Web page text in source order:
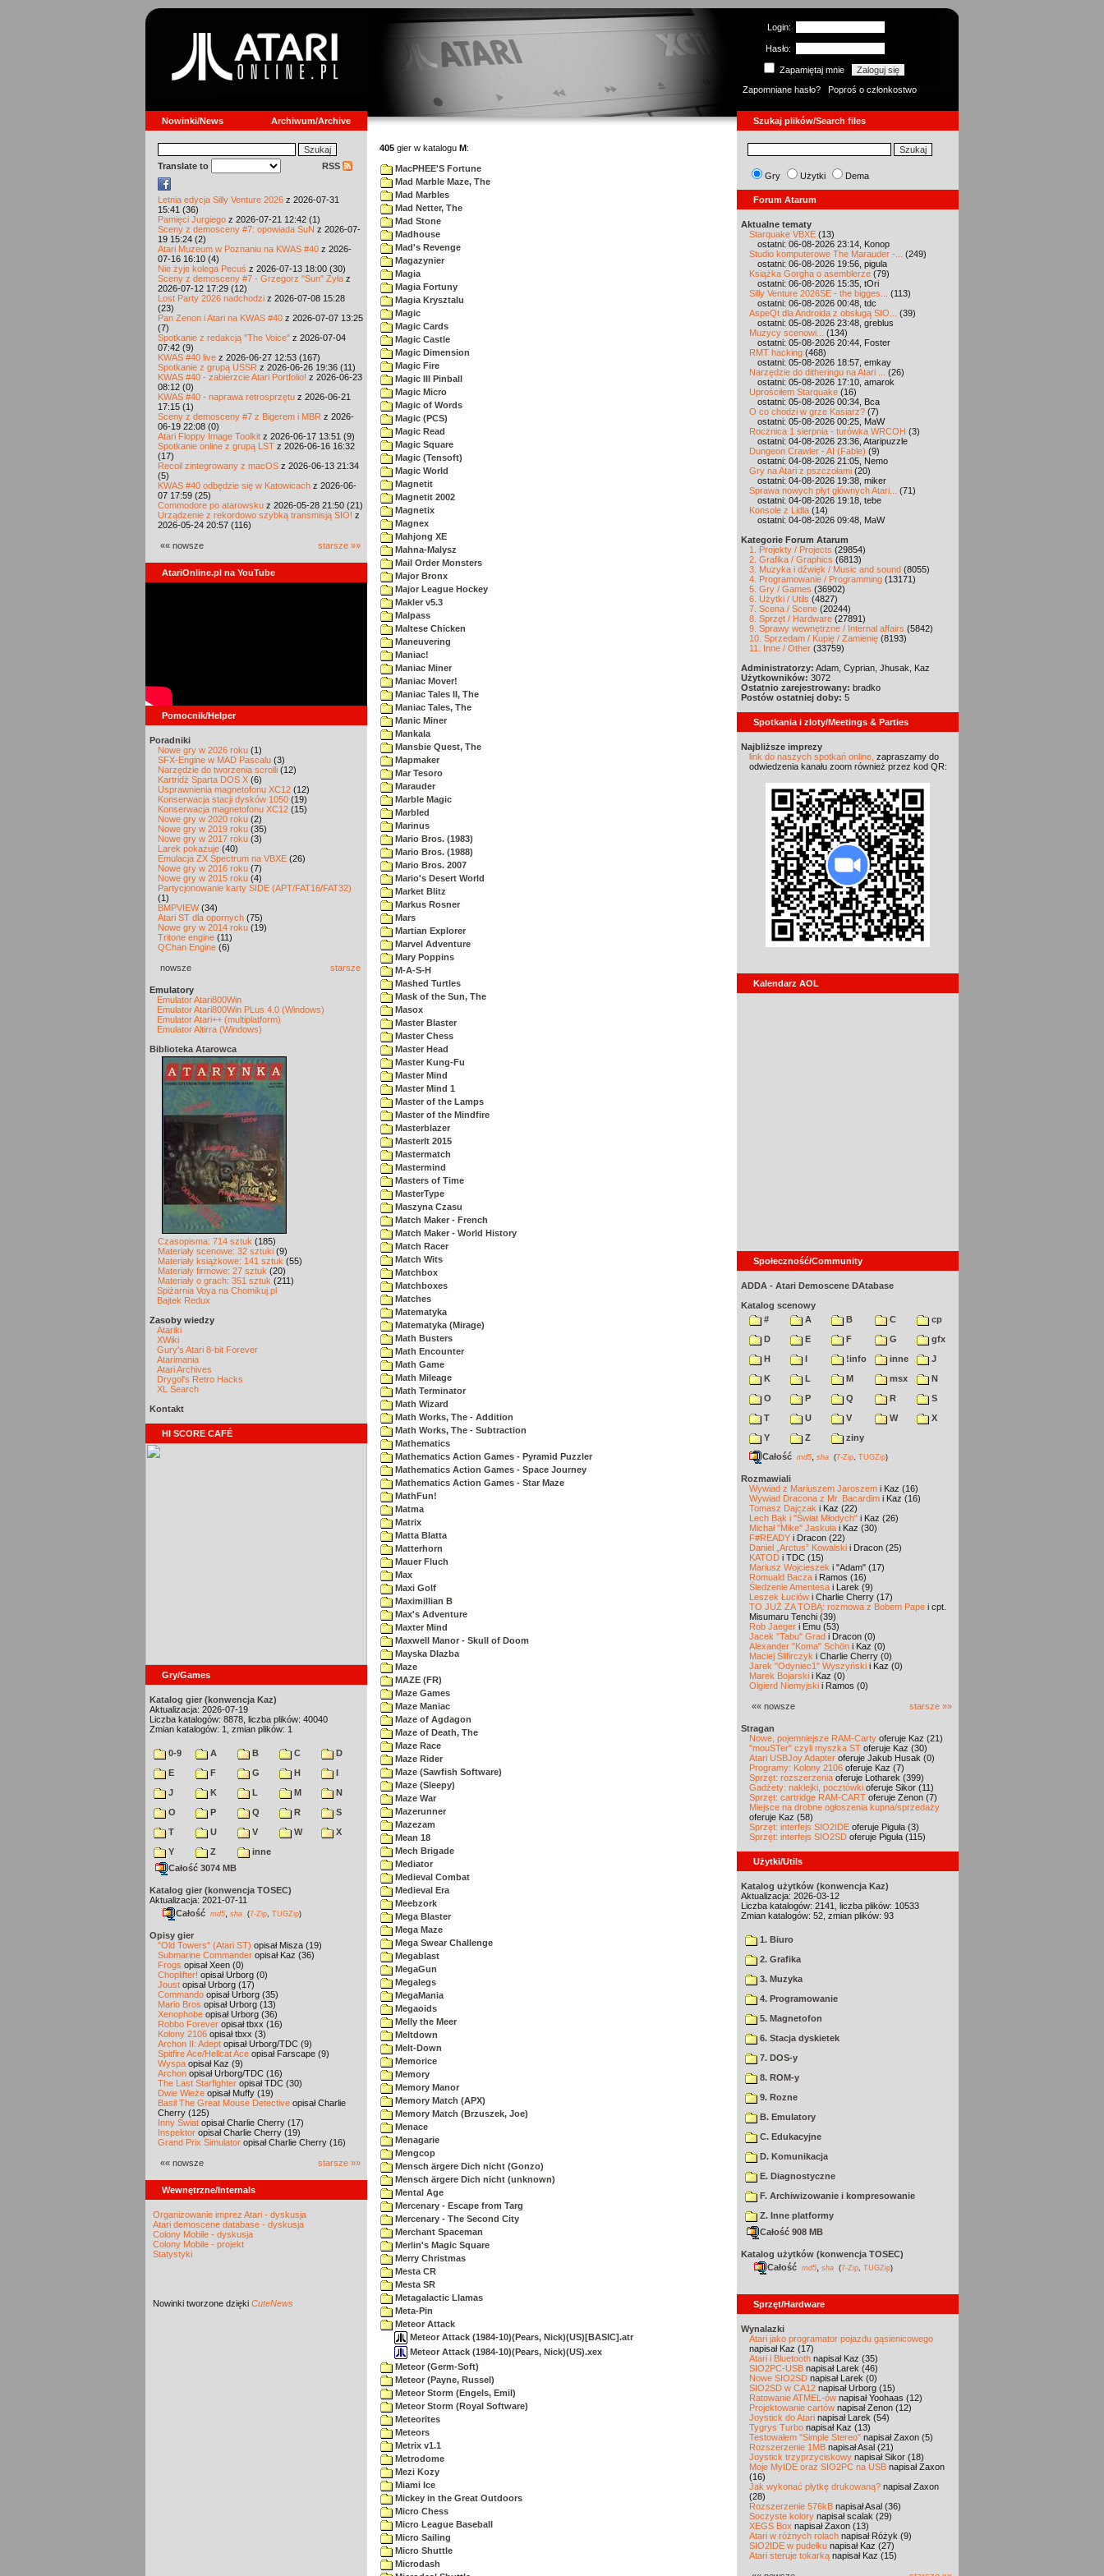
Login:
Hasło:
Zapamiętaj mnie
Zapomniane hasło?
Poproś o członkostwo
Nowinki/News Archiwum/Archive Szukaj plików/Search files
Translate to RSS
Letnia edycja Silly Venture 2026 z 2026-07-31
15:41 (36)
Pamięci Jurgiego z 2026-07-21 12:42 (1)
Sceny z demosceny #7: opowiada SuN z 2026-07-
19 15:24 (2)
Atari Muzeum w Poznaniu na KWAS #40 z 2026-
07-16 16:10 (4)
Nie żyje kolega Pecuś z 2026-07-13 18:00 (30)
Sceny z demosceny #7 - Grzegorz "Sun" Żyła z
2026-07-12 17:29 (12)
Lost Party 2026 nadchodzi z 2026-07-08 15:28
(23)
Pan Zenon i Atari na KWAS #40 z 2026-07-07 13:25
(7)
Spotkanie z redakcją "The Voice" z 2026-07-04
07:42 (9)
KWAS #40 live z 2026-06-27 12:53 (167)
Spotkanie z grupą USSR z 2026-06-26 19:36 (11)
KWAS #40 - zabierzcie Atari Portfolio! z 2026-06-23
08:12 (0)
KWAS #40 - naprawa retrosprzętu z 2026-06-21
17:15 (1)
Sceny z demosceny #7 z Bigerem i MBR z 2026-
06-19 22:08 (0)
Atari Floppy Image Toolkit z 2026-06-17 13:51 (9)
Spotkanie online z grupą LST z 2026-06-16 16:32
(17)
Recoil zintegrowany z macOS z 2026-06-13 21:34
(5)
KWAS #40 odbędzie się w Katowicach z 2026-06-
07 17:59 (25)
Commodore po atarowsku z 2026-05-28 21:50 (21)
Urządzenie z rekordowo szybką transmisją SIO! z
2026-05-24 20:57 (116)
«« nowsze starsze »»
AtariOnline.pl na YouTube
Pomocnik/Helper
Poradniki
Nowe gry w 2026 roku (1)
SFX-Engine w MAD Pascalu (3)
Narzędzie do tworzenia scrolli (12)
Kartridż Sparta DOS X (6)
Usprawnienia magnetofonu XC12 (12)
Konserwacja stacji dysków 1050 (19)
Konserwacja magnetofonu XC12 (15)
Nowe gry w 2020 roku (2)
Nowe gry w 2019 roku (35)
Nowe gry w 2017 roku (3)
Larek pokazuje (40)
Emulacja ZX Spectrum na VBXE (26)
Nowe gry w 2016 roku (7)
Nowe gry w 2015 roku (4)
Partycjonowanie karty SIDE (APT/FAT16/FAT32)
(1)
BMPVIEW(34)
Atari ST dla opornych (75)
Nowe gry w 2014 roku (19)
Tritone engine (11)
QChan Engine (6)
nowsze starsze
Emulatory
Emulator Atari800Win
Emulator Atari800Win PLus 4.0 (Windows)
Emulator Atari++ (multiplatform)
Emulator Altirra (Windows)
Biblioteka Atarowca
Czasopisma: 714 sztuk (185)
Materiały scenowe: 32 sztuki (9)
Materiały książkowe: 141 sztuk (55)
Materiały firmowe: 27 sztuk (20)
Materiały o grach: 351 sztuk (211)
Spiżarnia Voya na Chomikuj.pl
Bajtek Redux
Zasoby wiedzy
Atariki
XWiki
Gury's Atari 8-bit Forever
Atarimania
Atari Archives
Drygol's Retro Hacks
XL Search
Kontakt
HI SCORE CAFÉ
Gry/Games
Katalog gier (konwencja Kaz)
Aktualizacja: 2026-07-19
Liczba katalogów: 8878, liczba plików: 40040
Zmian katalogów: 1, zmian plików: 1
0-9 A B C
D
E
F G H
I
J
K L M
N
O
P Q R
S
T
U V W
X
Y
Z
inne
Całość 3074 MB
Katalog gier (konwencja TOSEC)
Aktualizacja: 2021-07-11
Całość md5 sha (7-Zip TUGZip)
Opisy gier
"Old Towers" (Atari ST) opisał Misza (19)
Submarine Commander opisał Kaz (36)
Frogs opisał Xeen (0)
Choplifter! opisał Urborg (0)
Joust opisał Urborg (17)
Commando opisał Urborg (35)
Mario Bros opisał Urborg (13)
Xenophobe opisał Urborg (36)
Robbo Forever opisał tbxx (16)
Kolony 2106 opisał tbxx (3)
Archon II: Adept opisał Urborg/TDC (9)
Spitfire Ace/Hellcat Ace opisał Farscape (9)
Wyspa opisał Kaz (9)
Archon opisał Urborg/TDC (16)
The Last Starfighter opisał TDC (30)
Dwie Wieże opisał Muffy (19)
Basil The Great Mouse Detective opisał Charlie
Cherry (125)
Inny Świat opisał Charlie Cherry (17)
Inspektor opisał Charlie Cherry (19)
Grand Prix Simulator opisał Charlie Cherry (16)
«« nowsze starsze »»
Wewnętrzne/Internals
Organizowanie imprez Atari - dyskusja
Atari demoscene database - dyskusja
Colony Mobile - dyskusja
Colony Mobile - projekt
Statystyki
Nowinki tworzone dzięki CuteNews
405 gier w katalogu M:
MacPHEE'S Fortune
Mad Marble Maze, The
Mad Marbles
Mad Netter, The
Mad Stone
Madhouse
Mad's Revenge
Magazynier
Magia
Magia Fortuny
Magia Krysztalu
Magic
Magic Cards
Magic Castle
Magic Dimension
Magic Fire
Magic III Pinball
Magic Micro
Magic of Words
Magic (PCS)
Magic Read
Magic Square
Magic (Tensoft)
Magic World
Magnetit
Magnetit 2002
Magnetix
Magnex
Mahjong XE
Mahna-Malysz
Mail Order Monsters
Major Bronx
Major League Hockey
Makler v5.3
Malpass
Maltese Chicken
Maneuvering
Maniac!
Maniac Miner
Maniac Mover!
Maniac Tales II, The
Maniac Tales, The
Manic Miner
Mankala
Mansbie Quest, The
Mapmaker
Mar Tesoro
Marauder
Marble Magic
Marbled
Marinus
Mario Bros. (1983)
Mario Bros. (1988)
Mario Bros. 2007
Mario's Desert World
Market Blitz
Markus Rosner
Mars
Martian Explorer
Marvel Adventure
Mary Poppins
M-A-S-H
Mashed Turtles
Mask of the Sun, The
Masox
Master Blaster
Master Chess
Master Head
Master Kung-Fu
Master Mind
Master Mind 1
Master of the Lamps
Master of the Mindfire
Masterblazer
MasterIt 2015
Mastermatch
Mastermind
Masters of Time
MasterType
Maszyna Czasu
Match Maker - French
Match Maker - World History
Match Racer
Match Wits
Matchbox
Matchboxes
Matches
Matematyka
Matematyka (Mirage)
Math Busters
Math Encounter
Math Game
Math Mileage
Math Terminator
Math Wizard
Math Works, The - Addition
Math Works, The - Subtraction
Mathematics
Mathematics Action Games - Pyramid Puzzler
Mathematics Action Games - Space Journey
Mathematics Action Games - Star Maze
MathFun!
Matma
Matrix
Matta Blatta
Matterhorn
Mauer Fluch
Max
Maxi Golf
Maximillian B
Max's Adventure
Maxter Mind
Maxwell Manor - Skull of Doom
Mayska Dlazba
Maze
MAZE (FR)
Maze Games
Maze Maniac
Maze of Agdagon
Maze of Death, The
Maze Race
Maze Rider
Maze (Sawfish Software)
Maze (Sleepy)
Maze War
Mazerunner
Mazezam
Mean 18
Mech Brigade
Mediator
Medieval Combat
Medieval Era
Meebzork
Mega Blaster
Mega Maze
Mega Swear Challenge
Megablast
MegaGun
Megalegs
MegaMania
Megaoids
Melly the Meer
Meltdown
Melt-Down
Memorice
Memory
Memory Manor
Memory Match (APX)
Memory Match (Brzuszek, Joe)
Menace
Menagarie
Mengcop
Mensch ärgere Dich nicht (Gonzo)
Mensch ärgere Dich nicht (unknown)
Mental Age
Mercenary - Escape from Targ
Mercenary - The Second City
Merchant Spaceman
Merlin's Magic Square
Merry Christmas
Mesta CR
Mesta SR
Metagalactic Llamas
Meta-Pin
Meteor Attack
Meteor Attack (1984-10)(Pears, Nick)(US)[BASIC].atr
Meteor Attack (1984-10)(Pears, Nick)(US).xex
Meteor (Germ-Soft)
Meteor (Payne, Russel)
Meteor Storm (Engels, Emil)
Meteor Storm (Royal Software)
Meteorites
Meteors
Metrix v1.1
Metrodome
Mezi Kozy
Miami Ice
Mickey in the Great Outdoors
Micro Chess
Micro League Baseball
Micro Sailing
Micro Shuttle
Microdash
Gry Użytki Dema
Forum Atarum
Aktualne tematy
Starquake VBXE (13)
ostatni: 06-08-2026 23:14, Konop
Studio komputerowe The Marauder -...
(249)
ostatni: 06-08-2026 19:56, pigula
Książka Gorgha o asemblerze (79)
ostatni: 06-08-2026 15:35, tOri
Silly Venture 2026SE - the bigges...
(113)
ostatni: 06-08-2026 00:48, tdc
AspeQt dla Androida z obsługą SIO...
(39)
ostatni: 05-08-2026 23:48, greblus
Muzycy scenowi...
(134)
ostatni: 05-08-2026 20:44, Foster
RMT hacking (468)
ostatni: 05-08-2026 18:57, emkay
Narzędzie do ditheringu na Atari ...
(26)
ostatni: 05-08-2026 17:10, amarok
Uprościłem Starquake (16)
ostatni: 05-08-2026 00:34, Bca
O co chodzi w grze Kasiarz? (7)
ostatni: 05-08-2026 00:25, MaW
Rocznica 1 sierpnia - turówka WRCOH (3)
ostatni: 04-08-2026 23:36, Ataripuzzle
Dungeon Crawler - AI (Fable) (9)
ostatni: 04-08-2026 21:05, Nemo
Gry na Atari z pszczołami (20)
ostatni: 04-08-2026 19:38, miker
Sprawa nowych płyt głównych Atari...
(71)
ostatni: 04-08-2026 19:18, tebe
Konsole z Lidla (14)
ostatni: 04-08-2026 09:48, MaW
Kategorie Forum Atarum
1. Projekty / Projects (29854)
2. Grafika / Graphics (6813)
3. Muzyka i dźwięk / Music and sound (8055)
4. Programowanie / Programming (13171)
5. Gry / Games (36902)
6. Użytki / Utils (4827)
7. Scena / Scene (20244)
8. Sprzęt / Hardware (27891)
9. Sprawy wewnętrzne / Internal affairs (5842)
10. Sprzedam / Kupię / Zamienię (8193)
11. Inne / Other (33759)
Administratorzy: Adam, Cyprian, Jhusak, Kaz
Użytkowników: 3072
Ostatnio zarejestrowany: bradko
Postów ostatniej doby: 5
Spotkania i zloty/Meetings & Parties
Najbliższe imprezy
link do naszych spotkań online, zapraszamy do
odwiedzenia kanału zoom również przez kod QR:
Kalendarz AOL
Społeczność/Community
ADDA - Atari Demoscene DAtabase
Katalog scenowy
#
A B C
cp
D
E F G
gfx
H
I !info inne
J
K
L M msx
N
O
P Q R
S
T
U V W
X
Y
Z
ziny
Całość md5 sha (7-Zip TUGZip)
Rozmawiali
Wywiad z Mariuszem Jaroszem i Kaz (16)
Wywiad Dracona z Mr. Bacardim i Kaz (16)
Tomasz Dajczak i Kaz (22)
Lech Bąk i "Świat Młodych" i Kaz (26)
Michał "Mike" Jaskuła i Kaz (30)
F#READY i Dracon (22)
Daniel „Arctus” Kowalski i Dracon (25)
KATOD i TDC (15)
Mariusz Wojcieszek i "Adam" (17)
Romuald Bacza i Ramos (16)
Śledzenie Amentesa i Larek (9)
Leszek Łuciów i Charlie Cherry (17)
TO JUŻ ZA TOBĄ: rozmowa z Bobem Pape i cpt.
Misumaru Tenchi (39)
Rob Jaeger i Emu (53)
Jacek "Tabu" Grad i Dracon (0)
Alexander "Koma" Schön i Kaz (0)
Maciej Ślifirczyk i Charlie Cherry (0)
Jarek "Odyniec1" Wyszyński i Kaz (0)
Marek Bojarski i Kaz (0)
Olgierd Niemyjski i Ramos (0)
«« nowsze starsze »»
Stragan
Nowe, pojemniejsze RAM-Carty oferuje Kaz (21)
"mouSTer" czyli myszka ST oferuje Kaz (30)
Atari USBJoy Adapter oferuje Jakub Husak (0)
Programy: Kolony 2106 oferuje Kaz (7)
Sprzęt: rozszerzenia oferuje Lotharek (399)
Gadżety: naklejki, pocztówki oferuje Sikor (11)
Sprzęt: cartridge RAM-CART oferuje Zenon (7)
Miejsce na drobne ogłoszenia kupna/sprzedaży
oferuje Kaz (58)
Sprzęt: interfejs SIO2IDE oferuje Piguła (3)
Sprzęt: interfejs SIO2SD oferuje Piguła (115)
Użytki/Utils
Katalog użytków (konwencja Kaz)
Aktualizacja: 2026-03-12
Liczba katalogów: 2141, liczba plików: 10533
Zmian katalogów: 52, zmian plików: 93
1. Biuro
2. Grafika
3. Muzyka
4. Programowanie
5. Magnetofon
6. Stacja dyskietek
7. DOS-y
8. ROM-y
9. Rozne
B. Emulatory
C. Edukacyjne
D. Komunikacja
E. Diagnostyczne
F. Archiwizowanie i kompresowanie
Z. Inne platformy
Całość 908 MB
Katalog użytków (konwencja TOSEC)
Całość md5 sha (7-Zip TUGZip)
Sprzęt/Hardware
Wynalazki
Atari jako programator pojazdu gąsienicowego
napisał Kaz (17)
Atari i Bluetooth napisał Kaz (35)
SIO2PC-USB napisał Larek (46)
Nowe SIO2SD napisał Larek (0)
SIO2SD w CA12 napisał Urborg (15)
Ratowanie ATMEL-ów napisał Yoohaas (12)
Projektowanie cartów napisał Zenon (12)
Joystick do Atari napisał Larek (54)
Tygrys Turbo napisał Kaz (13)
Testowałem "Simple Stereo" napisał Zaxon (5)
Rozszerzenie 1MB napisał Asal (21)
Joystick trzyprzyciskowy napisał Sikor (18)
Moje MyIDE oraz SIO2PC na USB napisał Zaxon
(16)
Jak wykonać płytkę drukowaną? napisał Zaxon
(28)
Rozszerzenie 576kB napisał Asal (36)
Soczyste kolory napisał scalak (29)
XEGS Box napisał Zaxon (13)
Atari w różnych rolach napisał Różyk (9)
SIO2IDE w pudełku napisał Kaz (27)
Atari steruje tokarką napisał Kaz (15)